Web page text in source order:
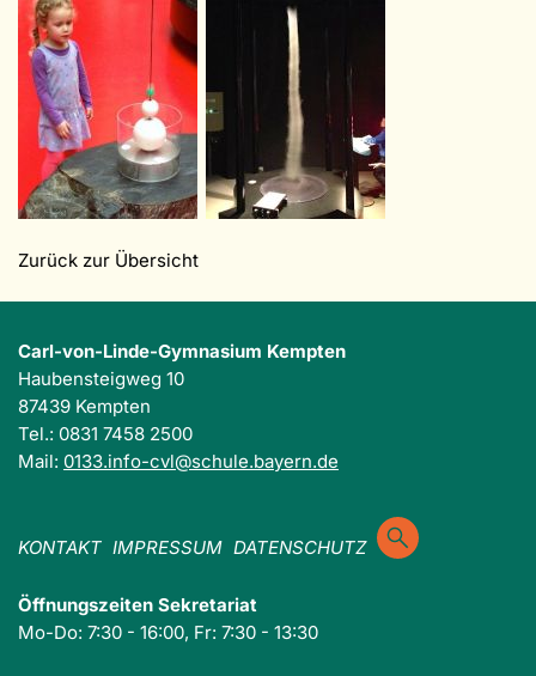
Zurück zur Übersicht
Carl-von-Linde-Gymnasium Kempten
Haubensteigweg 10
87439 Kempten
Tel.: 0831 7458 2500
Mail: 0133.info-cvl@schule.bayern.de
KONTAKT IMPRESSUM DATENSCHUTZ
Öffnungszeiten Sekretariat
Mo-Do: 7:30 - 16:00, Fr: 7:30 - 13:30